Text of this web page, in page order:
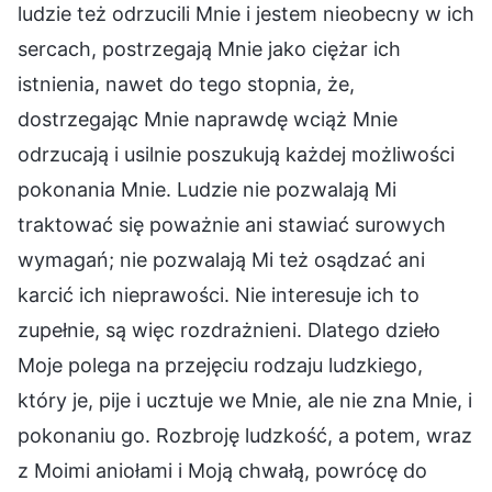
ludzie też odrzucili Mnie i jestem nieobecny w ich
sercach, postrzegają Mnie jako ciężar ich
istnienia, nawet do tego stopnia, że,
dostrzegając Mnie naprawdę wciąż Mnie
odrzucają i usilnie poszukują każdej możliwości
pokonania Mnie. Ludzie nie pozwalają Mi
traktować się poważnie ani stawiać surowych
wymagań; nie pozwalają Mi też osądzać ani
karcić ich nieprawości. Nie interesuje ich to
zupełnie, są więc rozdrażnieni. Dlatego dzieło
Moje polega na przejęciu rodzaju ludzkiego,
który je, pije i ucztuje we Mnie, ale nie zna Mnie, i
pokonaniu go. Rozbroję ludzkość, a potem, wraz
z Moimi aniołami i Moją chwałą, powrócę do